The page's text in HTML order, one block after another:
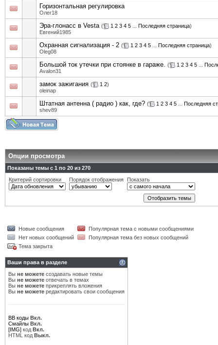
Горизонтальная регулировка
Олег18
Эра-глонасс в Vesta ( 1 2 3 4 5 Последняя страница)
Евгений1985
Охранная сигнализация - 2 ( 1 2 3 4 5 Последняя страница)
Oleg08
Большой ток утечки при стоянке в гараже. ( 1 2 3 4 5
Avalon31
замок зажигания ( 1 2)
oleinap
Штатная антенна ( радио ) как, где? ( 1 2 3 4 5
Последняя
shev89
Опции просмотра
Показаны темы с 1 по 20 из 270
Критерий сортировки
Порядок отображения Показать
Новые сообщения
Популярная тема с новыми сообщениями
Нет новых сообщений
Популярная тема без новых сообщений
Тема закрыта
Ваши права в разделе
Вы не можете создавать новые темы
Вы не можете отвечать в темах
Вы не можете прикреплять вложения
Вы не можете редактировать свои сообщения
BB коды Вкл.
Смайлы Вкл.
[IMG] код Вкл.
HTML код Выкл.